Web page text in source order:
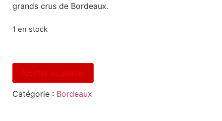
grands crus de Bordeaux.
1 en stock
Ajouter au panier
Catégorie : Bordeaux